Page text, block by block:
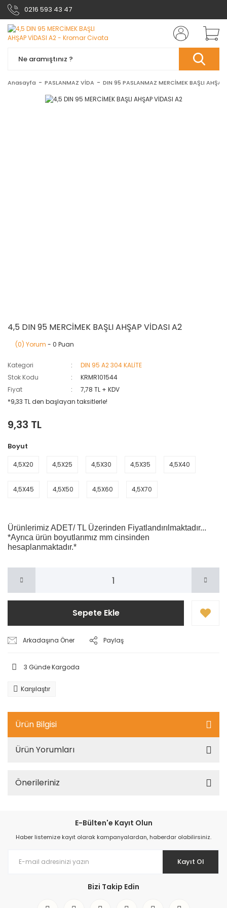
0216 593 43 47
Anasayfa PASLANMAZ VİDA DIN 95 PASLANMAZ MERCİMEK BAŞLI
4,5 DIN 95 MERCİMEK BAŞLI AHŞAP VİDASI A2
(0) Yorum - 0 Puan
Kategori
DIN 95 A2 304 KALİTE
Stok Kodu
KRMR101544
Fiyat
7,78 TL + KDV
*9,33 TL den başlayan taksitlerle!
9,33 TL
Boyut
4,5X20 4,5X25 4,5X30 4,5X35 4,5X40
4,5X45 4,5X50 4,5X60 4,5X70
Ürünlerimiz ADET/ TL Üzerinden Fiyatlandırılmaktadır...
*Ayrıca ürün boyutlarımız mm cinsinden
hesaplanmaktadır.*
Sepete Ekle
Arkadaşına Öner Paylaş
3 Günde Kargoda
Karşılaştır
Ürün Bilgisi
Ürün Yorumları
Önerileriniz
E-Bülten'e Kayıt Olun
Haber listemize kayıt olarak kampanyalardan, haberdar olabilirsiniz.
Kayıt Ol
Bizi Takip Edin